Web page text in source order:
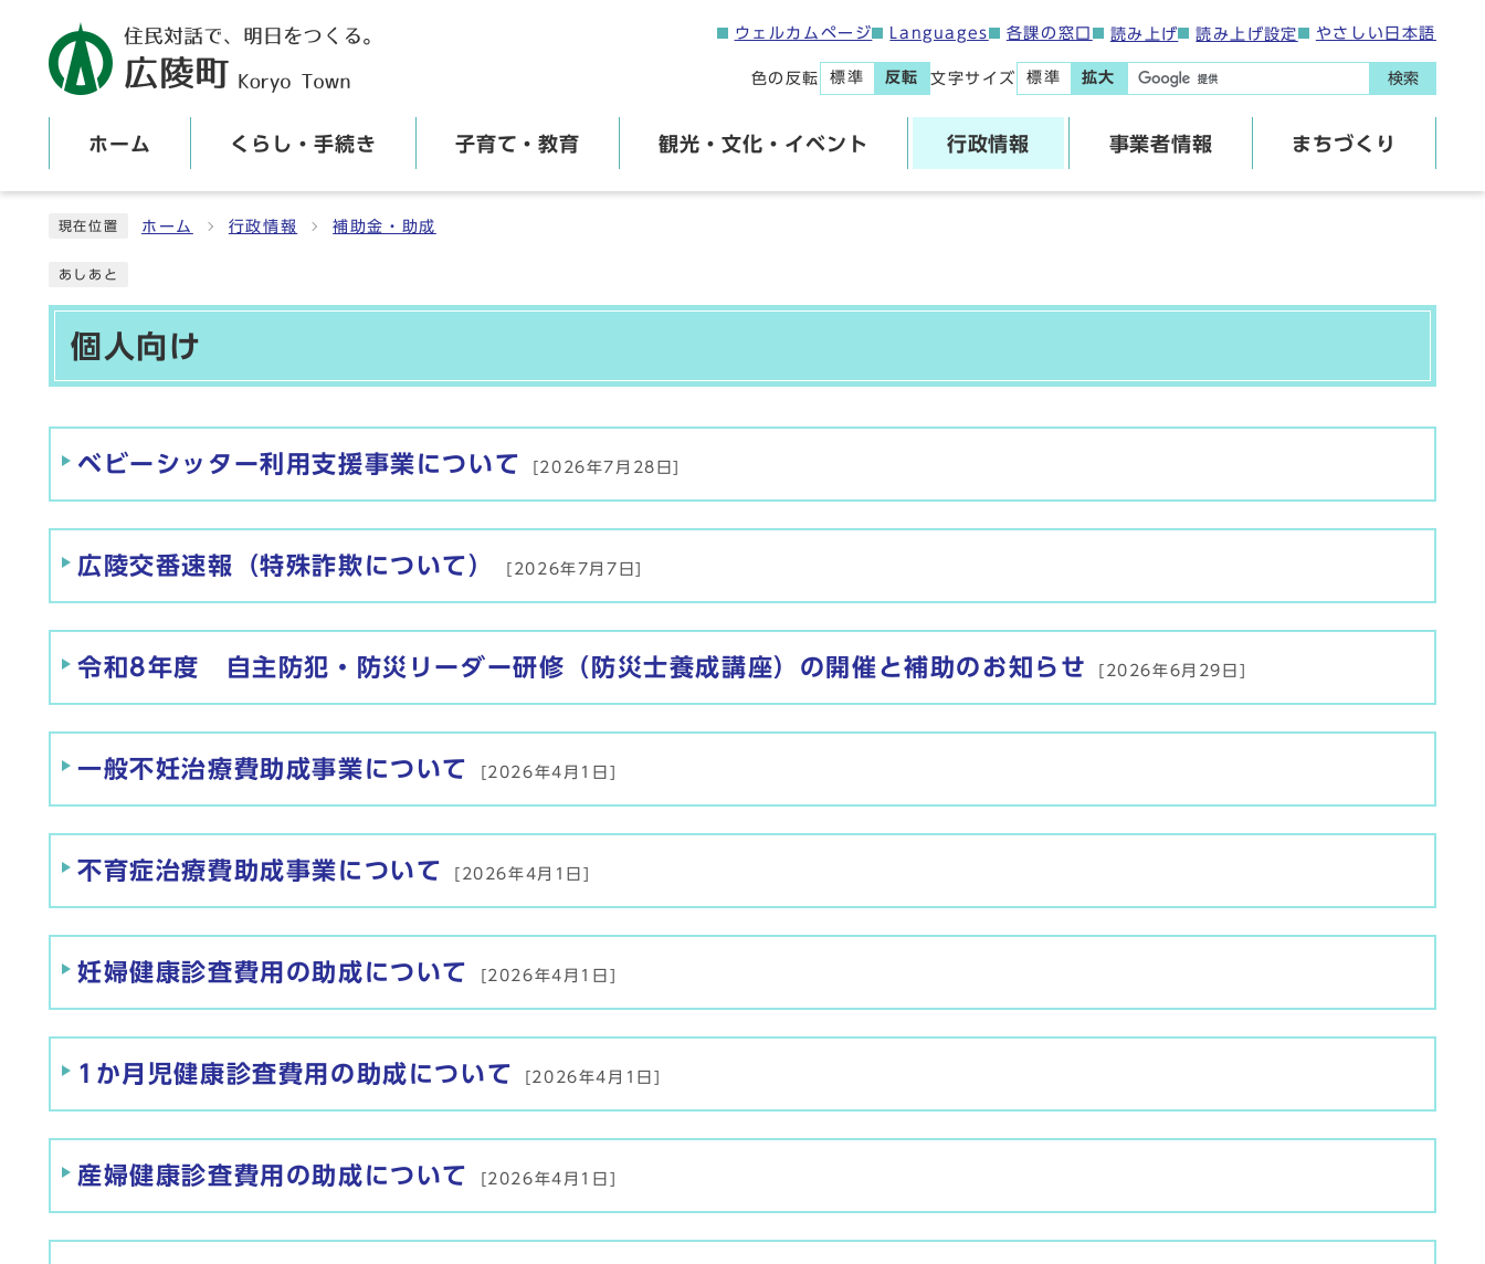
ウェルカムページ Languages 各課の窓口 読み上げ 読み上げ設定 やさしい日本語
色の反転 標準 反転 文字サイズ 標準 拡大 検索
ホーム くらし・手続き 子育て・教育 観光・文化・イベント 行政情報 事業者情報 まちづくり
現在位置 ホーム 行政情報 補助金・助成
あしあと
個人向け
メインメニュー
ベビーシッター利用支援事業について [2026年7月28日]
広陵交番速報（特殊詐欺について） [2026年7月7日]
令和8年度 自主防犯・防災リーダー研修（防災士養成講座）の開催と補助のお知らせ [2026年6月29日]
一般不妊治療費助成事業について [2026年4月1日]
不育症治療費助成事業について [2026年4月1日]
妊婦健康診査費用の助成について [2026年4月1日]
1か月児健康診査費用の助成について [2026年4月1日]
産婦健康診査費用の助成について [2026年4月1日]